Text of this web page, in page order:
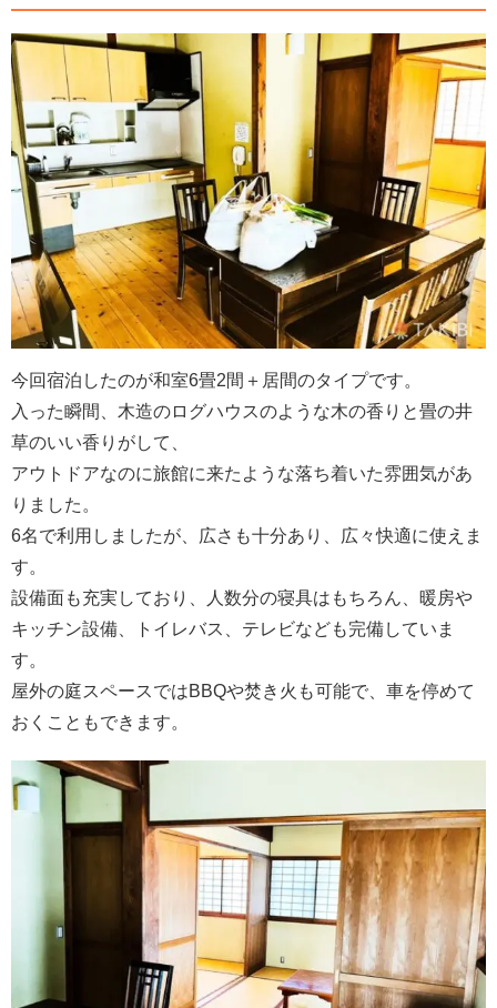
今回宿泊したのが和室6畳2間＋居間のタイプです。
入った瞬間、木造のログハウスのような木の香りと畳の井
草のいい香りがして、
アウトドアなのに旅館に来たような落ち着いた雰囲気があ
りました。
6名で利用しましたが、広さも十分あり、広々快適に使えま
す。
設備面も充実しており、人数分の寝具はもちろん、暖房や
キッチン設備、トイレバス、テレビなども完備していま
す。
屋外の庭スペースではBBQや焚き火も可能で、車を停めて
おくこともできます。